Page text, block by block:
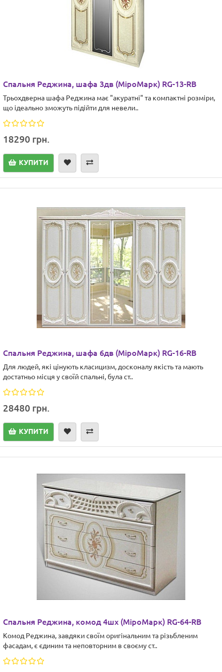
Cпальня Реджина, шафа 3дв (МіроМарк) RG-13-RB
Трьохдверна шафа Реджина має "акуратні" та компактні розміри,
що ідеально зможуть підійти для невели..
18290 грн.
КУПИТИ
Спальня Реджина, шафа 6дв (МіроМарк) RG-16-RB
Для людей, які цінують класицизм, досконалу якість та мають
достатньо місця у своїй спальні, була ст..
28480 грн.
КУПИТИ
Спальня Реджина, комод 4шх (МіроМарк) RG-64-RB
Комод Реджина, завдяки своїм оригінальним та різьбленим
фасадам, є єдиним та неповторним в своєму ст..